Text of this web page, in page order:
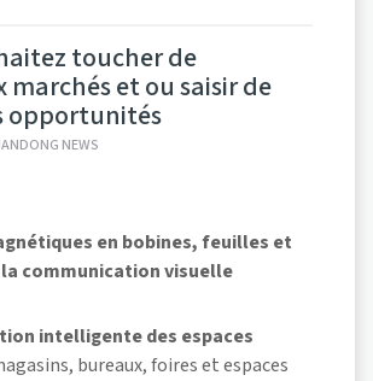
toucher de
marchés et ou saisir de
opportunités
NEWS
en bobines, feuilles et
communication visuelle
intelligente des espaces
bureaux, foires et espaces